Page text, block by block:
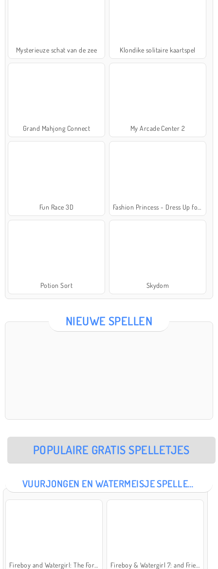
Mysterieuze schat van de zee Klondike solitaire kaartspel
Grand Mahjong Connect My Arcade Center 2
Fun Race 3D
Potion Sort Skydom
NIEUWE SPELLEN
POPULAIRE GRATIS SPELLETJES
VUURJONGEN EN WATERMEISJE SPELLETJES